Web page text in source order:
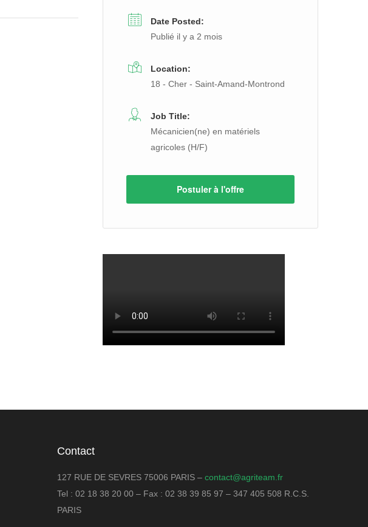
Date Posted:
Publié il y a 2 mois
Location:
18 - Cher - Saint-Amand-Montrond
Job Title:
Mécanicien(ne) en matériels
agricoles (H/F)
Postuler à l'offre
Contact
127 RUE DE SEVRES 75006 PARIS – contact@agriteam.fr
Tel : 02 18 38 20 00 – Fax : 02 38 39 85 97 – 347 405 508 R.C.S.
PARIS